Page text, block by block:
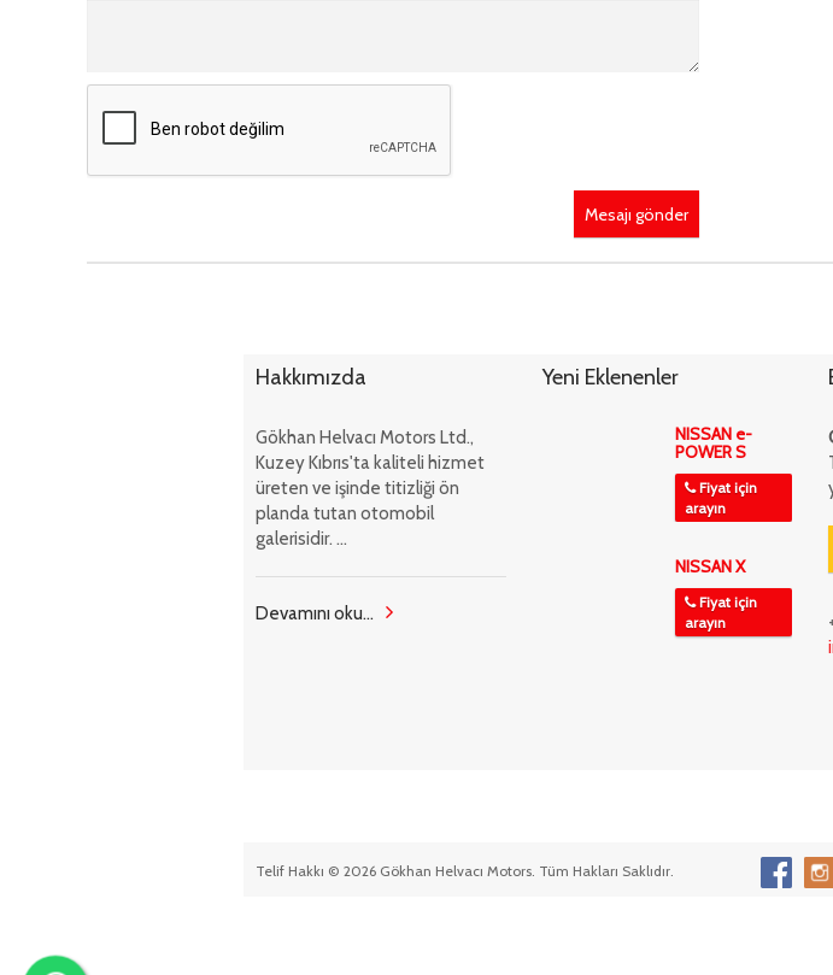
Mesajı gönder
Hakkımızda
Gökhan Helvacı Motors Ltd.,
Kuzey Kıbrıs'ta kaliteli hizmet
üreten ve işinde titizliği ön
planda tutan otomobil
galerisidir. ...
Devamını oku...
Yeni Eklenenler
NISSAN e-
POWER S
Fiyat için
arayın
NISSAN X
Fiyat için
arayın
Telif Hakkı © 2026 Gökhan Helvacı Motors. Tüm Hakları Saklıdır.